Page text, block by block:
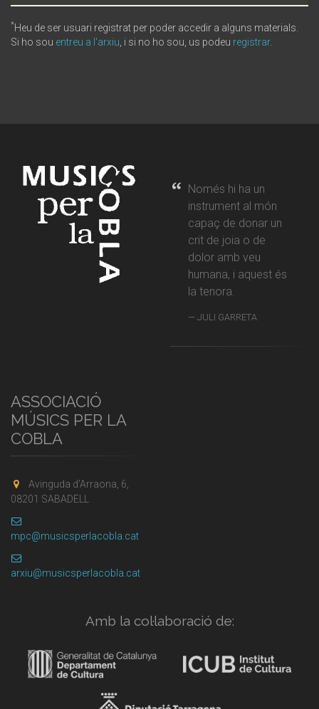
*Heu de ser usuari registrat per poder accedir a alguns materials.
Si ho sou entreu a l'arxiu , i si no ho sou, us podeu registrar.
Només hi ha un
instrument al món
capaç de donar un
crit de joia o de
dolor amb veu
humana, i aquest és
la tenora.
JULI GARRETA
ASSOCIACIÓ
MÚSICS PER LA
COBLA
Avinguda d'Arraona, 6,
08201 SABADELL
mpc@musicsperlacobla.cat
arxiu@musicsperlacobla.cat
Amb la col·laboració de: